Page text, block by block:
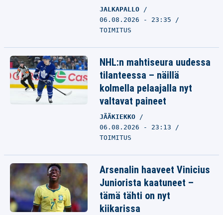
JALKAPALLO
06.08.2026 - 23:35
TOIMITUS
NHL:n mahtiseura uudessa
tilanteessa – näillä
kolmella pelaajalla nyt
valtavat paineet
JÄÄKIEKKO
06.08.2026 - 23:13
TOIMITUS
Arsenalin haaveet Vinicius
Juniorista kaatuneet –
tämä tähti on nyt
kiikarissa